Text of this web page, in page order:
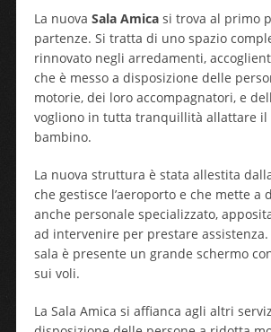
La nuova Sala Amicasi trova al primo
partenze. Si tratta di uno spazio
rinnovato negli arredamenti,
che è messo a disposizione delle
motorie, dei loro accompagnatori, e
vogliono in tutta tranquillità allattare il
bambino.
La nuova struttura è stata allestita
che gestisce l’aeroporto e che mette a
anche personale specializzato,
ad intervenire per prestare assistenza.
sala è presente un grande schermo
sui voli.
La Sala Amica si affianca agli altri